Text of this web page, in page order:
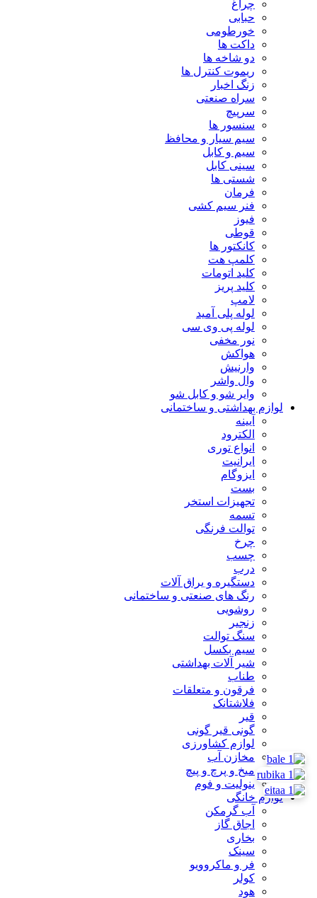
چراغ
حبابی
خورطومی
داکت ها
دو شاخه ها
ریموت کنترل ها
زنگ اخبار
سراه صنعتی
سرپیچ
سنسور ها
سیم سیار و محافظ
سیم و کابل
سینی کابل
شستی ها
فرمان
فنر سیم کشی
فیوز
قوطی
کانکتور ها
کلمپ هت
کلید اتومات
کلید پریز
لامپ
لوله پلی آمید
لوله پی وی سی
نور مخفی
هواکش
وارنیش
وال واشر
وایر شو و کابل شو
لوازم بهداشتی و ساختمانی
آیینه
الکترود
انواع توری
ایرانیت
ایزوگام
بست
تجهیزات استخر
تسمه
توالت فرنگی
چرخ
چسب
درب
دستگیره و یراق آلات
رنگ های صنعتی و ساختمانی
روشویی
زنجیر
سنگ توالت
سیم بکسل
شیر آلات بهداشتی
طناب
فرقون و متعلقات
فلاشتانک
قیر
گونی قیر گونی
لوازم کشاورزی
مخازن آب
میخ و پرچ و پیچ
ینولیت و فوم
لوازم خانگی
آب گرمکن
اجاق گاز
بخاری
سینک
فر و ماکروویو
کولر
هود